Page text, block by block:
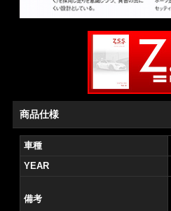
商品仕様
車種
YEAR
備考